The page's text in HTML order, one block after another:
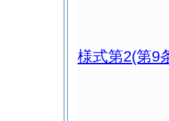
様式第2(第9